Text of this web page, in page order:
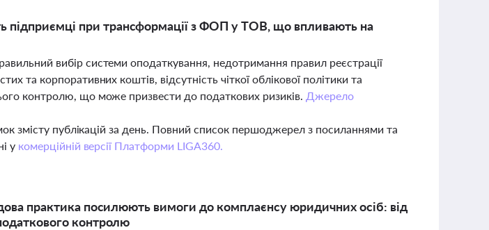
підприємці при трансформації з ФОП у ТОВ, що впливають на
вибір системи оподаткування, недотримання правил реєстрації
та корпоративних коштів, відсутність чіткої облікової політики та
контролю, що може призвести до податкових ризиків. Джерело
змісту публікацій за день. Повний список першоджерел з посиланнями та
у комерційній версії Платформи LIGA360.
практика посилюють вимоги до комплаєнсу юридичних осіб: від
контролю